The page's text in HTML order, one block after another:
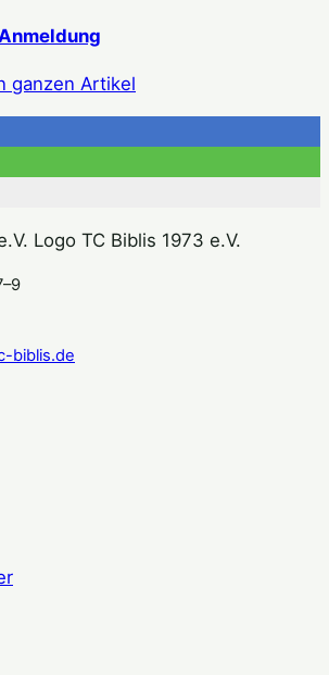
ganzen Artikel
TC Biblis 1973 e.V.
biblis.de